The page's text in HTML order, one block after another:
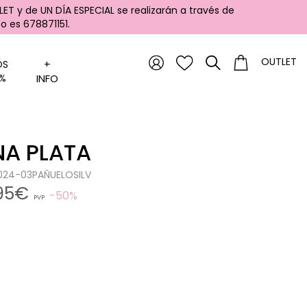
y de UN DÍA ESPECIAL se realizarán a través de
es 678871151.
OUTLET
+
INFO
PLATA
03PAÑUELOSILV
PVP 50%